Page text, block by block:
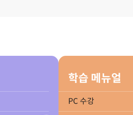
학습 메뉴얼
PC 수강